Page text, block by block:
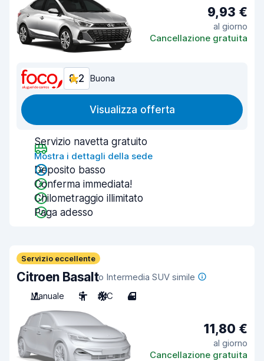
9,93 €
al giorno
Cancellazione gratuita
8,2 Buona
Visualizza offerta
Servizio navetta gratuito
Mostra i dettagli della sede
Deposito basso
Conferma immediata!
Chilometraggio illimitato
Paga adesso
Servizio eccellente
Citroen Basalto Intermedia SUV simile
Manuale
5 A/C 4
11,80 €
al giorno
Cancellazione gratuita